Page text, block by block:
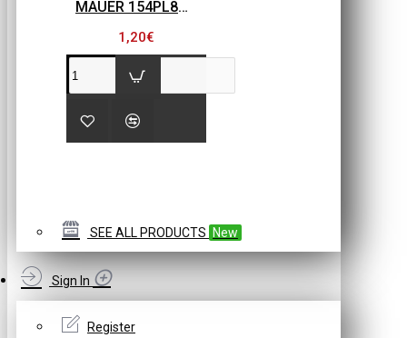
MAUER 154PL8HBB ΜΙΝΙ ΡΑΚΟΡ ΣΥΝΔΕΣΗΣ ΓΙΑ ΛΑΣΤΙΧΟ 8mm
1,20€
SEE ALL PRODUCTS New
Sign In
Register